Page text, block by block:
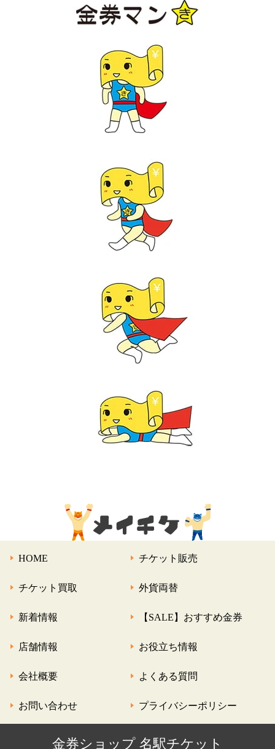
HOME チケット販売
チケット買取 外貨両替
新着情報 【SALE】おすすめ金券
店舗情報 お役立ち情報
会社概要 よくある質問
お問い合わせ プライバシーポリシー
金券ショップ 名駅チケット